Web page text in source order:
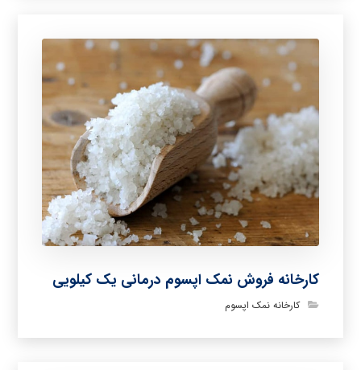
کارخانه فروش نمک اپسوم درمانی یک کیلویی
کارخانه نمک اپسوم